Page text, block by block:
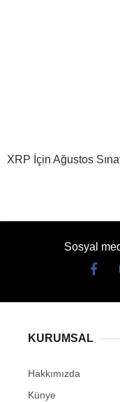
XRP İçin Ağustos
Sosyal
KURUMSAL
Hakkımızda
Künye